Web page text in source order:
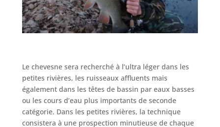
Le chevesne sera recherché à l’ultra léger dans les
petites rivières, les ruisseaux affluents mais
également dans les têtes de bassin par eaux basses
ou les cours d’eau plus importants de seconde
catégorie. Dans les petites rivières, la technique
consistera à une prospection minutieuse de chaque